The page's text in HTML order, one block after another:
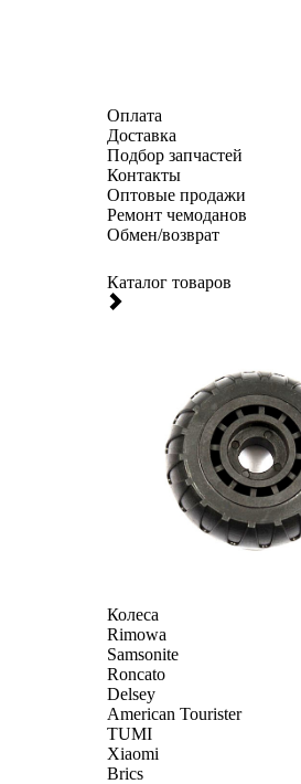
Оплата
Доставка
Подбор запчастей
Контакты
Оптовые продажи
Ремонт чемоданов
Обмен/возврат
Каталог товаров
Колеса
Rimowa
Samsonite
Roncato
Delsey
American Tourister
TUMI
Xiaomi
Brics